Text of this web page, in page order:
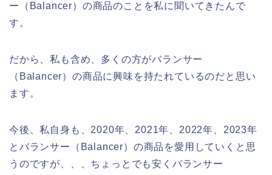
ー（Balancer）の商品のことを私に聞いてきたんで
す。
だから、私も含め、多くの方がバランサー
（Balancer）の商品に興味を持たれているのだと思い
ます。
今後、私自身も、2020年、2021年、2022年、2023年
とバランサー（Balancer）の商品を愛用していくと思
うのですが、、、ちょっとでも安くバランサー